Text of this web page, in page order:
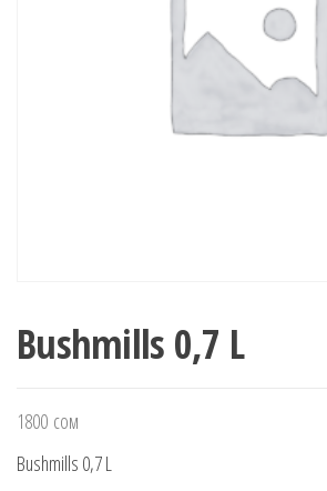
Bushmills 0,7 L
1800 сом
Bushmills 0,7 L